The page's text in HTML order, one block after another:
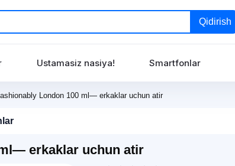
Qidirish
Ustamasiz nasiya! Smartfonlar
London 100 ml— erkaklar uchun atir
erkaklar uchun atir